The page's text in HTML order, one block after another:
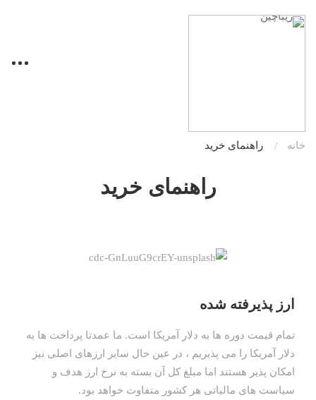
راهنمای خرید
خانه راهنمای خرید
ارز پذیرفته شده
تمام قیمت دوره ها به دلار آمریکا است. ما عمدتا پرداخت ها به
دلار آمریکا را می پذیریم ، در عین حال سایر ارزهای اصلی نیز
امکان پذیر هستند اما مبلغ کل آن بسته به نرخ ارز هدف و
سیاست های مالیاتی هر کشور متفاوت خواهد بود.